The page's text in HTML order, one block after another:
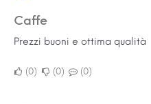
Caffe
Prezzi buoni e ottima qualità
0 0 0